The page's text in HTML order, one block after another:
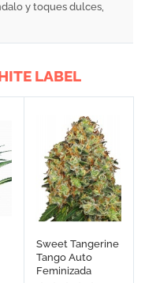
y toques dulces,
LABEL
Sweet Tangerine
Tango Auto
Feminizada